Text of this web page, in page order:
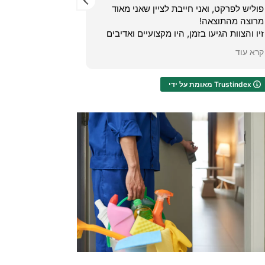
נלחצתי ככ'. חיפשתי איש מקצוע שיגיע
לקו, מענה אנושי שנתן לי עצות וליווי מקצועי
שאני מאוד
ואדיבים
– מבריק
והכל בוצע
טופש פוליש
ואמין.
מאומת על ידי Trustindex